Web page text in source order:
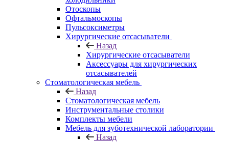
Отоскопы
Офтальмоскопы
Пульсоксиметры
Хирургические отсасыватели
Назад
Хирургические отсасыватели
Аксессуары для хирургических
отсасывателей
Стоматологическая мебель
Назад
Стоматологическая мебель
Инструментальные столики
Комплекты мебели
Мебель для зуботехнической лаборатории
Назад